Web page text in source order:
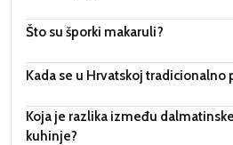
Što su šporki makaruli?
Kada se u Hrvatskoj
Koja je razlika između
kuhinje?